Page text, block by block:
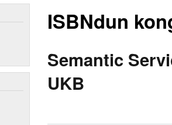
ISBNdun
Semantic
UKB